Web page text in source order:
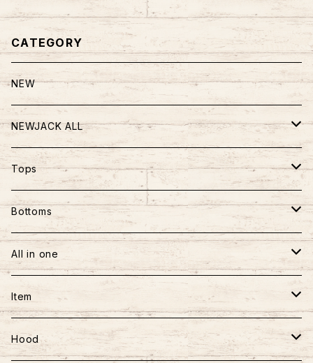
CATEGORY
NEW
NEWJACK ALL
TOPS
PANTS
BAG
Tops
半袖
長袖
フーディー
アウター
Bottoms
パンツ
スカート
All in one
ワンピース
ロンパース
Item
おもちゃ
Hood